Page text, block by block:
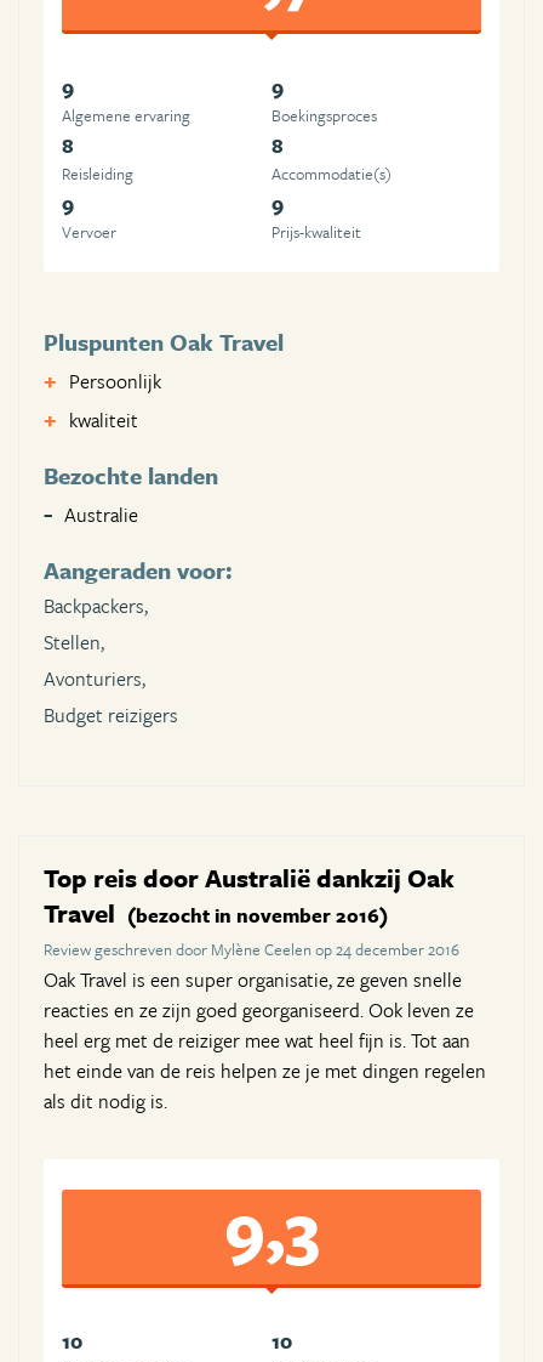
9
Algemene ervaring
9
Boekingsproces
8
Reisleiding
8
Accommodatie(s)
9
Vervoer
9
Prijs-kwaliteit
Pluspunten Oak Travel
Persoonlijk
kwaliteit
Bezochte landen
Australie
Aangeraden voor:
Backpackers,
Stellen,
Avonturiers,
Budget reizigers
Top reis door Australië dankzij Oak
Travel (bezocht in november 2016)
Review geschreven door Mylène Ceelen op 24 december 2016
Oak Travel is een super organisatie, ze geven snelle
reacties en ze zijn goed georganiseerd. Ook leven ze
heel erg met de reiziger mee wat heel fijn is. Tot aan
het einde van de reis helpen ze je met dingen regelen
als dit nodig is.
9,3
10 10